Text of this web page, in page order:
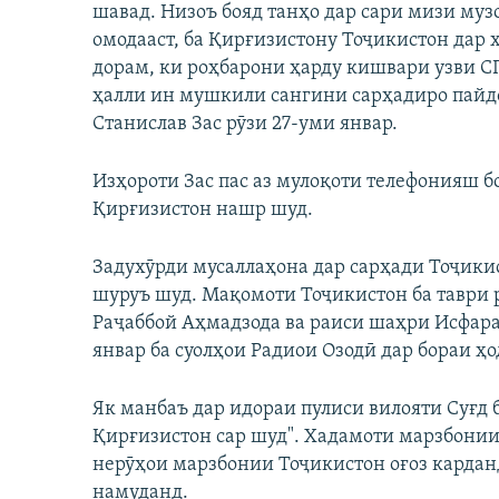
шавад. Низоъ бояд танҳо дар сари мизи
омодааст, ба Қирғизистону Тоҷикистон
дорам, ки роҳбарони ҳарду кишвари узви
ҳалли ин мушкили сангини сарҳадиро
Станислав Зас рӯзи 27-уми январ.
Изҳороти Зас пас аз мулоқоти телефонияш
Қирғизистон нашр шуд.
Задухӯрди мусаллаҳона дар сарҳади
шуруъ шуд. Мақомоти Тоҷикистон ба таври
Раҷаббой Аҳмадзода ва раиси шаҳри
январ ба суолҳои Радиои Озодӣ дар бораи
Як манбаъ дар идораи пулиси вилояти
Қирғизистон сар шуд". Хадамоти
нерӯҳои марзбонии Тоҷикистон оғоз
намуданд.